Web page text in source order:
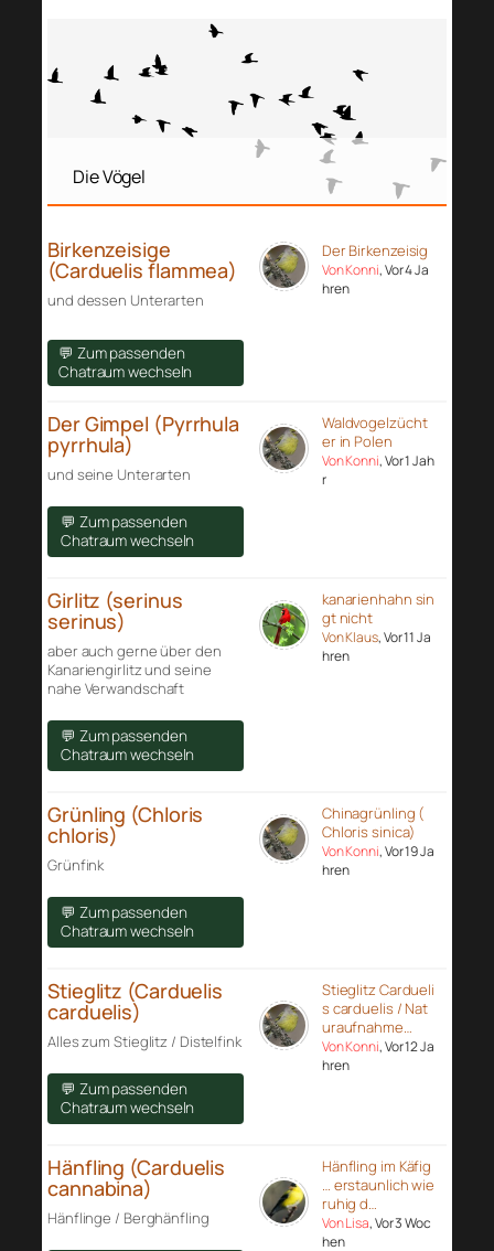
Die Vögel
Birkenzeisige
(Carduelis flammea)
und dessen Unterarten
💬 Zum passenden
Chatraum wechseln
Der Birkenzeisig
Von Konni, Vor 4 Ja
hren
Der Gimpel (Pyrrhula
pyrrhula)
und seine Unterarten
💬 Zum passenden
Chatraum wechseln
Waldvogelzücht
er in Polen
Von Konni, Vor 1 Jah
r
Girlitz (serinus
serinus)
aber auch gerne über den
Kanariengirlitz und seine
nahe Verwandschaft
💬 Zum passenden
Chatraum wechseln
kanarienhahn sin
gt nicht
Von Klaus, Vor 11 Ja
hren
Grünling (Chloris
chloris)
Grünfink
💬 Zum passenden
Chatraum wechseln
Chinagrünling (
Chloris sinica)
Von Konni, Vor 19 Ja
hren
Stieglitz (Carduelis
carduelis)
Alles zum Stieglitz / Distelfink
💬 Zum passenden
Chatraum wechseln
Stieglitz Cardueli
s carduelis / Nat
uraufnahme…
Von Konni, Vor 12 Ja
hren
Hänfling (Carduelis
cannabina)
Hänflinge / Berghänfling
Hänfling im Käfig
… erstaunlich wie
ruhig d…
Von Lisa, Vor 3 Woc
hen